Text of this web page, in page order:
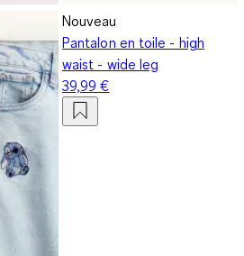
Nouveau
Pantalon en toile - high
waist - wide leg
39,99 €